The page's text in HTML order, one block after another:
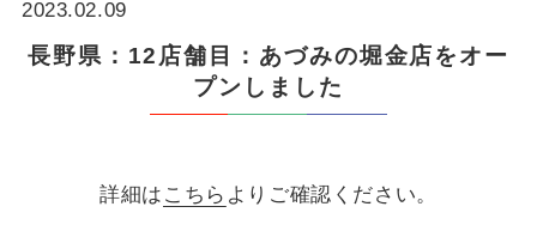
2023.02.09
長野県：12店舗目：あづみの堀金店をオー
プンしました
詳細は こちら よりご確認ください。